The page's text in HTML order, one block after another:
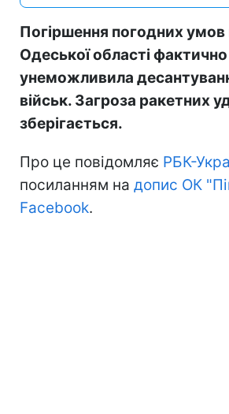
Погіршення погодних
Одеської області фактично
унеможливила
військ. Загроза ракетних
зберігається.
Про це повідомляє РБК-
посиланням на допис ОК
Facebook.